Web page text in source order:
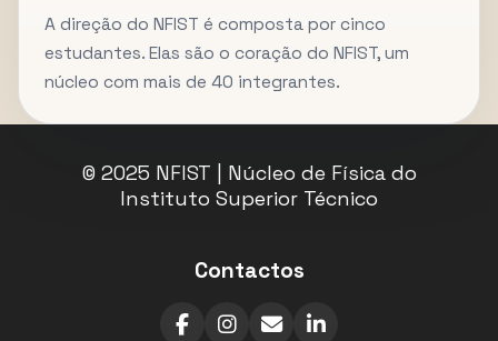
A direção do NFIST é composta por cinco
estudantes. Elas são o coração do NFIST, um
núcleo com mais de 40 integrantes.
© 2025 NFIST | Núcleo de Física do
Instituto Superior Técnico
Contactos